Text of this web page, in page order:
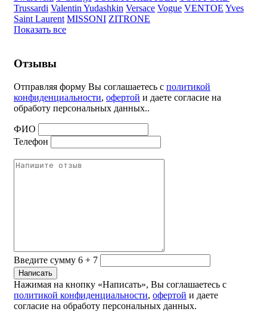
Trussardi Valentin Yudashkin Versace Vogue VENTOE Yves
Saint Laurent MISSONI ZITRONE
Показать все
Отзывы
Отправляя форму Вы соглашаетесь с политикой
конфиденциальности, офертой и даете согласие на
обработу персональных данных..
ФИО
Телефон
Введите сумму 6 + 7
Нажимая на кнопку «Написать», Вы соглашаетесь с
политикой конфиденциальности, офертой и даете
согласие на обработу персональных данных.